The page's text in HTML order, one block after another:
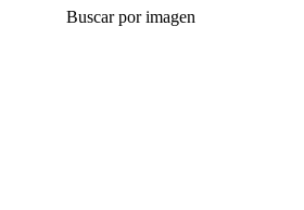
Buscar por imagen